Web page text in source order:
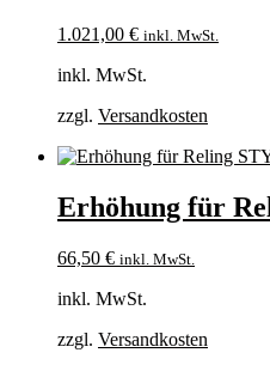
1.021,00 € inkl. MwSt.
inkl. MwSt.
zzgl. Versandkosten
Erhöhung für
66,50 € inkl. MwSt.
inkl. MwSt.
zzgl. Versandkosten